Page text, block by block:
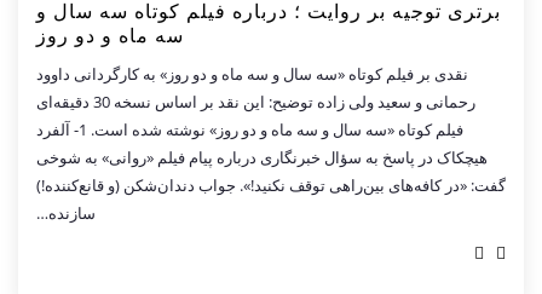
برتری توجیه بر روایت ؛ درباره فیلم کوتاه سه سال و
سه ماه و دو روز
نقدی بر فیلم کوتاه «سه سال و سه ماه و دو روز» به کارگردانی داوود
رحمانی و سعید ولی زاده توضیح: این نقد بر اساس نسخه 30 دقیقه‌ای
فیلم کوتاه «سه سال و سه ماه و دو روز» نوشته شده است. 1- آلفرد
هیچکاک در پاسخ به سؤال خبرنگاری درباره پیام فیلم «روانی» به شوخی
گفت: «در کافه‌های بین‌راهی توقف نکنید!». جواب دندان‌شکن (و قانع‌کننده!)
سازنده…